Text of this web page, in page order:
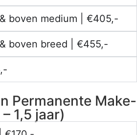
boven medium | €405,-
boven breed | €455,-
Permanente Make-
1,5 jaar)